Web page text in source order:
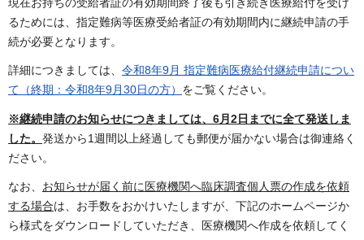
るためには、指定難病等医療受給者証の有効期間内に継続申請の手
続が必要となります。
詳細につきましては、 令和8年9月 指定難病医療給付継続申請につい
て（終期：令和8年9月30日の方） をご覧ください。
※継続申請のお知らせにつきましては、6月2日までに全て発送しま
した。 発送から1週間以上経過しても郵便が届かない場合は御連絡く
ださい。
なお、 お知らせが届く前に医療機関へ臨床調査個人票の作成を依頼
する場合は、お手数をおかけいたしますが、下記のホームページか
ら様式をダウンロードしていただき、医療機関へ作成を依頼してく